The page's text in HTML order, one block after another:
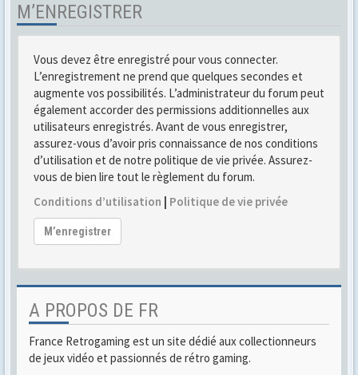
M’ENREGISTRER
Vous devez être enregistré pour vous connecter.
L’enregistrement ne prend que quelques secondes et
augmente vos possibilités. L’administrateur du forum peut
également accorder des permissions additionnelles aux
utilisateurs enregistrés. Avant de vous enregistrer,
assurez-vous d’avoir pris connaissance de nos conditions
d’utilisation et de notre politique de vie privée. Assurez-
vous de bien lire tout le règlement du forum.
Conditions d’utilisation | Politique de vie privée
M’enregistrer
A PROPOS DE FR
France Retrogaming est un site dédié aux collectionneurs
de jeux vidéo et passionnés de rétro gaming.